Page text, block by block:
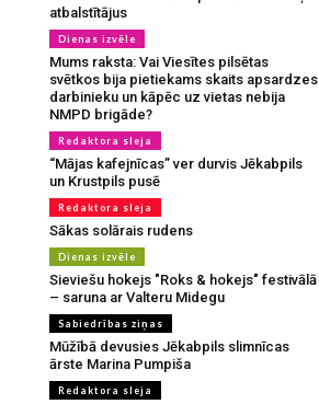
atbalstītājus
Dienas izvēle
Mums raksta: Vai Viesītes pilsētas
svētkos bija pietiekams skaits apsardzes
darbinieku un kāpēc uz vietas nebija
NMPD brigāde?
Redaktora sleja
“Mājas kafejnīcas” ver durvis Jēkabpils
un Krustpils pusē
Redaktora sleja
Sākas solārais rudens
Dienas izvēle
Sieviešu hokejs "Roks & hokejs" festivālā
– saruna ar Valteru Midegu
Sabiedrības ziņas
Mūžībā devusies Jēkabpils slimnīcas
ārste Marina Pumpiša
Redaktora sleja